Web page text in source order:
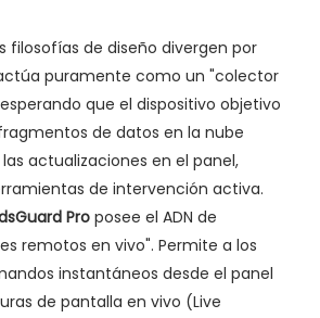
filosofías de diseño divergen por
puramente como un "colector
que el dispositivo objetivo
de datos en la nube
actualizaciones en el panel,
de intervención activa.
Pro posee el ADN de
remotos en vivo". Permite a los
instantáneos desde el panel
de pantalla en vivo (Live